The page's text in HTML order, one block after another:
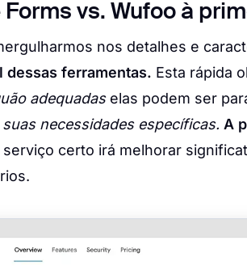
Forms vs. Wufoo à
nos detalhes e
dessas ferramentas. Esta rápida
adequadaselas podem ser
necessidades específicas. A
certo irá melhorar